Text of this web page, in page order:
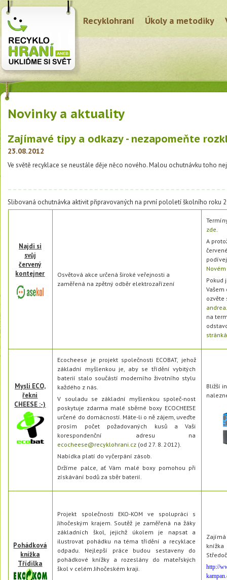
Recyklohraní Úkoly a metodiky
Novinky a aktuality
Zajímavé tipy a odkazy - nezapomeňte
23.08.2012
Ve světě recyklace se neustále děje něco nového. Malou ochutnávku toho
Slibovaná ochutnávka aktivit připravovaných na první pololetí školního roku
Najdi si
svůj
červený
kontejner
Osvětová akce určená široké veřejnosti a
zaměřená na zpětný odběr elektrozařízení
zde.
A
Pokud
ozvěte
na
Mysli ECO,
řekni
CHEESE :-)
Ecocheese je projekt společnosti ECOBAT, jehož
základní myšlenkou je, aby se třídění vybitých
baterií stalo součástí moderního životního stylu
každého z nás.
V souladu se základní myšlenkou společ-nost
poskytuje zdarma malé sběrné boxy ECOCHEESE
určené do domácností. Máte-li o ně zájem, uveďte
prosím počet požadovaných kusů a Vaši
korespondenční adresu na
ecocheese@recyklohrani.cz (od 27. 8. 2012).
Nabídka platí do vyčerpání zásob.
Držíme palce, ať Vám malé boxy pomohou při
získávání bodů za sběr baterií.
Bližší
Pohádková
knížka
Třídilka
Projekt společnosti EKO-KOM ve spolupráci s
Jihočeským krajem. Soutěž je zaměřená na žáky
základních škol, jejichž úkolem je napsat a
ilustrovat pohádku na téma třídění a recyklace
odpadu. Nejlepší práce budou sestaveny do
pohádkové knížky a rozeslány do mateřských
škol v celém Jihočeském kraji.
http://